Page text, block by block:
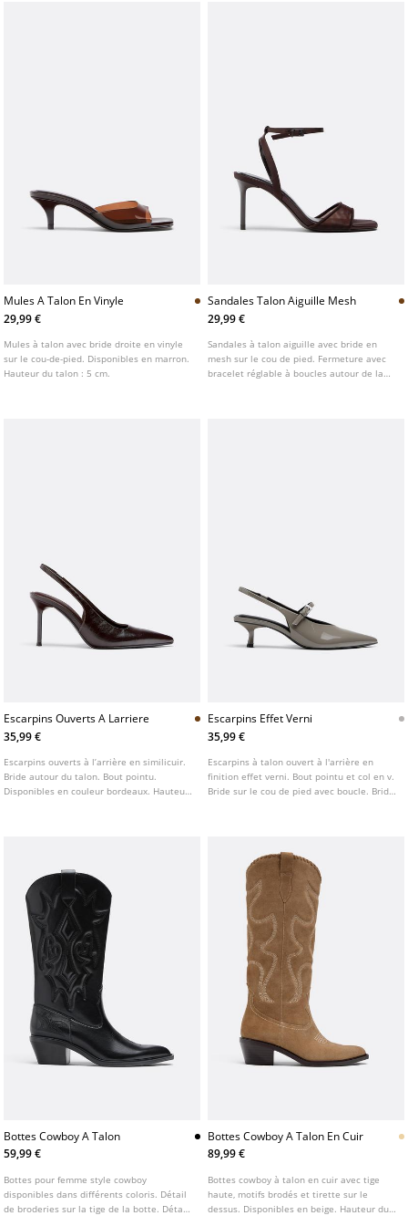
Mules A Talon En Vinyle
29,99 €
Mules à talon avec bride droite en vinyle
sur le cou-de-pied. Disponibles en marron.
Hauteur du talon : 5 cm.
Sandales Talon Aiguille Mesh
29,99 €
Sandales à talon aiguille avec bride en
mesh sur le cou de pied. Fermeture avec
bracelet réglable à boucles autour de la
Escarpins Ouverts A Larriere
35,99 €
Escarpins ouverts à l’arrière en similicuir.
Bride autour du talon. Bout pointu.
Disponibles en couleur bordeaux. Hauteur
Escarpins Effet Verni
35,99 €
Escarpins à talon ouvert à l'arrière en
finition effet verni. Bout pointu et col en v.
Bride sur le cou de pied avec boucle. Bride
Bottes Cowboy A Talon
59,99 €
Bottes pour femme style cowboy
disponibles dans différents coloris. Détail
de broderies sur la tige de la botte. Détail
Bottes Cowboy A Talon En Cuir
89,99 €
Bottes cowboy à talon en cuir avec tige
haute, motifs brodés et tirette sur le
dessus. Disponibles en beige. Hauteur du